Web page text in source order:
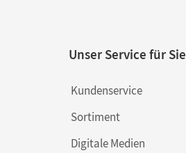
Unser Service für Sie
Kundenservice
Sortiment
Digitale Medien